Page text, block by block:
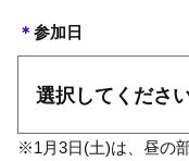
＊ 参加日
※1月3日(土)は、昼の